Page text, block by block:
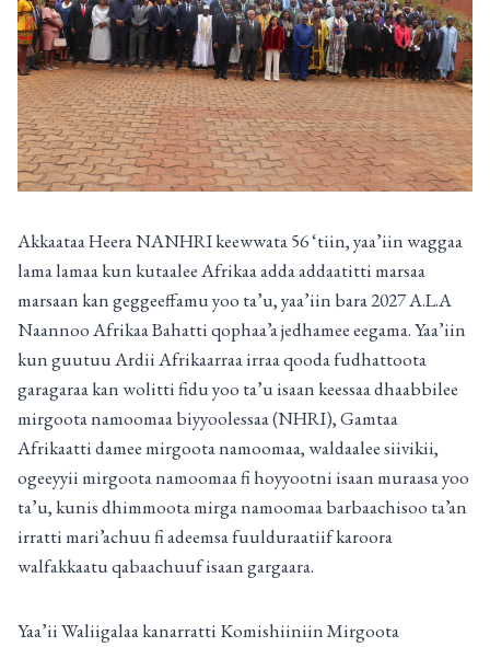
Akkaataa Heera NANHRI keewwata 56 ‘tiin, yaa’iin waggaa
lama lamaa kun kutaalee Afrikaa adda addaatitti marsaa
marsaan kan geggeeffamu yoo ta’u, yaa’iin bara 2027 A.L.A
Naannoo Afrikaa Bahatti qophaa’a jedhamee eegama. Yaa’iin
kun guutuu Ardii Afrikaarraa irraa qooda fudhattoota
garagaraa kan wolitti fidu yoo ta’u isaan keessaa dhaabbilee
mirgoota namoomaa biyyoolessaa (NHRI), Gamtaa
Afrikaatti damee mirgoota namoomaa, waldaalee siivikii,
ogeeyyii mirgoota namoomaa fi hoyyootni isaan muraasa yoo
ta’u, kunis dhimmoota mirga namoomaa barbaachisoo ta’an
irratti mari’achuu fi adeemsa fuulduraatiif karoora
walfakkaatu qabaachuuf isaan gargaara.
Yaa’ii Waliigalaa kanarratti Komishiiniin Mirgoota